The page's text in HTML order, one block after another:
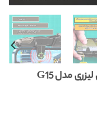
دسته بازی پابجی و کالاف دیوتی ۴ انگشتی لیزری مدل G15